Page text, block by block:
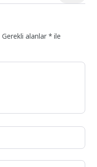
Gerekli alanlar* ile